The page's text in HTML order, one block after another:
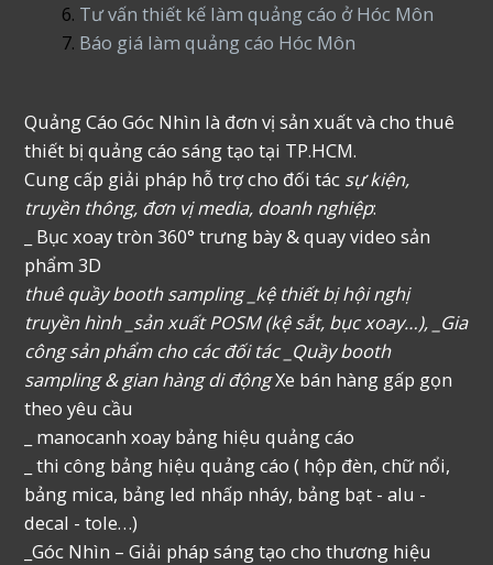
Tư vấn thiết kế làm quảng cáo ở Hóc Môn
Báo giá làm quảng cáo Hóc Môn
Quảng Cáo Góc Nhìn là đơn vị sản xuất và cho thuê
thiết bị quảng cáo sáng tạo tại TP.HCM.
Cung cấp giải pháp hỗ trợ cho đối tác sự kiện,
truyền thông, đơn vị media, doanh nghiệp:
_ Bục xoay tròn 360° trưng bày & quay video sản
phẩm 3D
thuê quầy booth sampling _kệ thiết bị hội nghị
truyền hình _sản xuất POSM (kệ sắt, bục xoay…), _Gia
công sản phẩm cho các đối tác _Quầy booth
sampling & gian hàng di độngXe bán hàng gấp gọn
theo yêu cầu
_ manocanh xoay bảng hiệu quảng cáo
_ thi công bảng hiệu quảng cáo ( hộp đèn, chữ nổi,
bảng mica, bảng led nhấp nháy, bảng bạt - alu -
decal - tole…)
_Góc Nhìn – Giải pháp sáng tạo cho thương hiệu